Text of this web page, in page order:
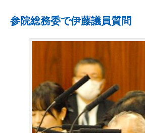
参院総務委で伊藤議員質問